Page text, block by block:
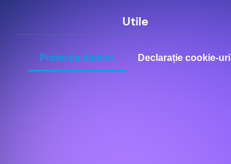
Utile
Protecția datelor Declarație cookie-uri